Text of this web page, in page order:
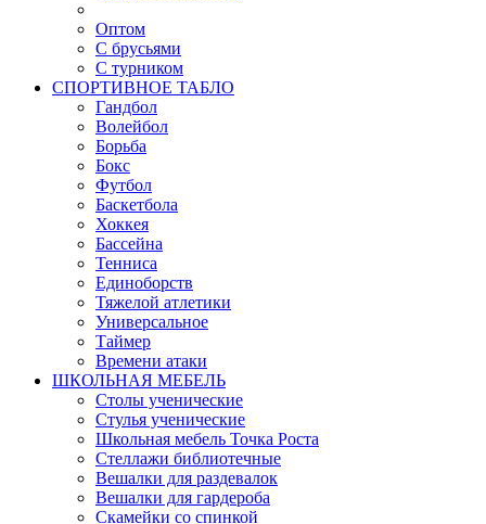
Оптом
С брусьями
С турником
СПОРТИВНОЕ ТАБЛО
Гандбол
Волейбол
Борьба
Бокс
Футбол
Баскетбола
Хоккея
Бассейна
Тенниса
Единоборств
Тяжелой атлетики
Универсальное
Таймер
Времени атаки
ШКОЛЬНАЯ МЕБЕЛЬ
Столы ученические
Стулья ученические
Школьная мебель Точка Роста
Стеллажи библиотечные
Вешалки для раздевалок
Вешалки для гардероба
Скамейки со спинкой